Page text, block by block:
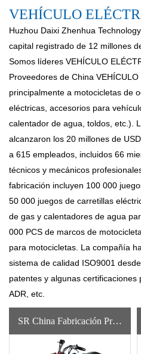
VEHÍCULO
Huzhou Daixi Zhenhua
capital registrado de 12 millones
Somos líderes VEHÍCULO
Proveedores de China VEHÍCULO
principalmente a motocicletas de
eléctricas, accesorios para
calentador de agua, toldos, etc.).
alcanzaron los 20 millones de
a 615 empleados, incluidos 66
técnicos y mecánicos
fabricación incluyen 100 000
50 000 juegos de carretillas
de gas y calentadores de agua
000 PCS de marcos de
para motocicletas. La compañía
sistema de calidad ISO9001
patentes y algunas certificaciones
ADR, etc.
SR China Fabricación Profesional Entrega Tanque De Gasolina 200cc Motocicletas De Gasolina